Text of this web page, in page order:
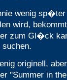
wenig
wird,
zum Gl�ck
originell,
"Summer in